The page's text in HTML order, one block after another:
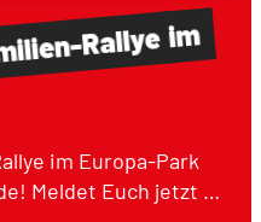
Rallyeim
im Europa-Park
Meldet Euch jetzt …